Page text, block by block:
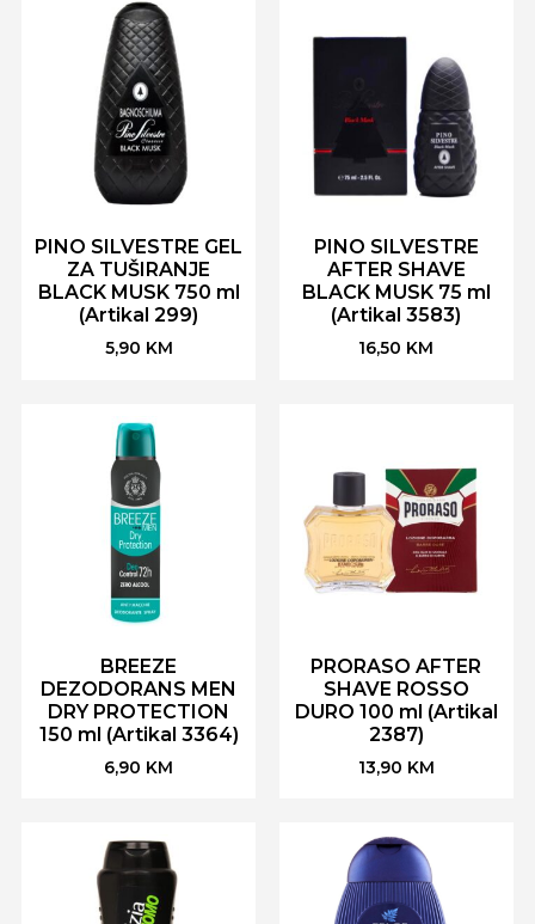
PINO SILVESTRE GEL
ZA TUŠIRANJE
BLACK MUSK 750 ml
(Artikal 299)
5,90 KM
PINO SILVESTRE
AFTER SHAVE
BLACK MUSK 75 ml
(Artikal 3583)
16,50 KM
BREEZE
DEZODORANS MEN
DRY PROTECTION
150 ml (Artikal 3364)
6,90 KM
PRORASO AFTER
SHAVE ROSSO
DURO 100 ml (Artikal
2387)
13,90 KM